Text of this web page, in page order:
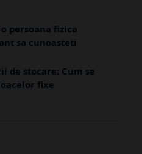
persoana fizica
sa cunoasteti
de stocare: Cum se
fixe